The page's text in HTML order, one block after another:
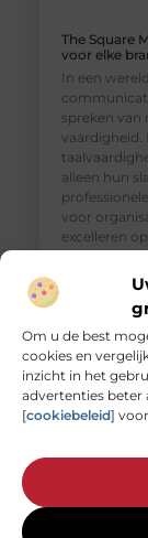
Om u de best
cookies en
inzicht in het
advertenties beter
[cookiebeleid]
The Square
voor elke
In een
spreken van
vaardigheid.
alleen hun
voor
excelleren
Een